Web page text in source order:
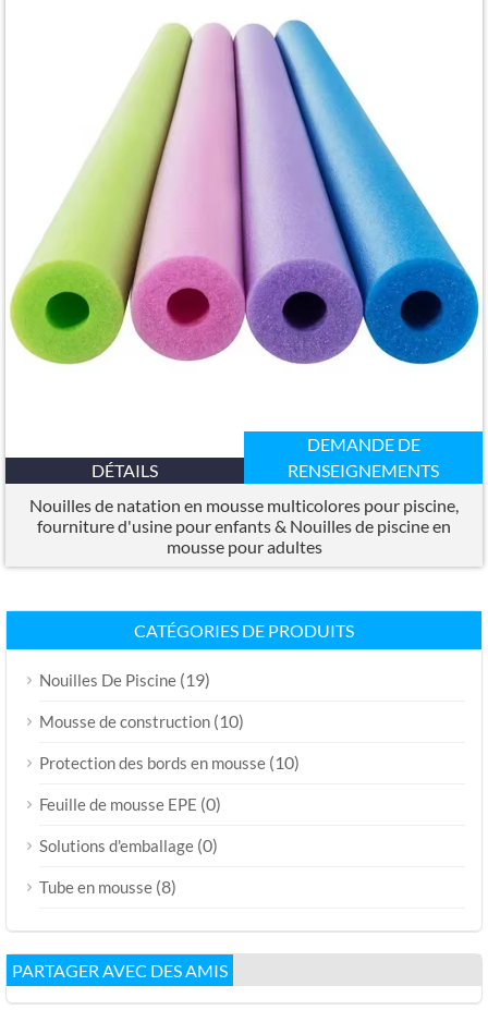
DÉTAILS
DEMANDE DE
RENSEIGNEMENTS
Nouilles de natation en mousse multicolores pour piscine,
fourniture d'usine pour enfants & Nouilles de piscine en
mousse pour adultes
CATÉGORIES DE PRODUITS
Nouilles De Piscine (19)
Mousse de construction (10)
Protection des bords en mousse (10)
Feuille de mousse EPE (0)
Solutions d'emballage (0)
Tube en mousse (8)
PARTAGER AVEC DES AMIS